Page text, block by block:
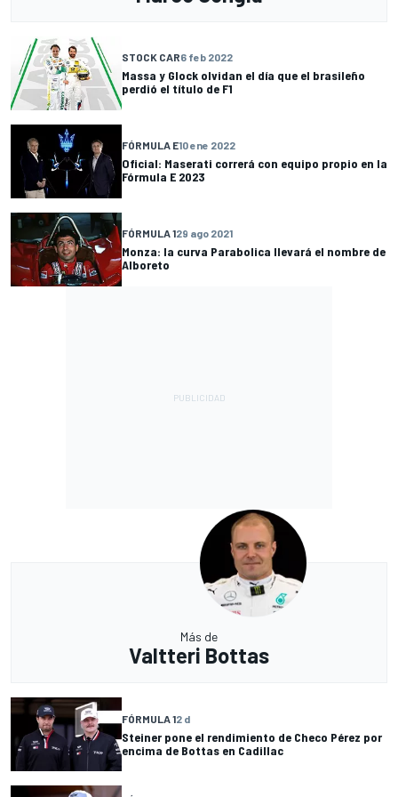
STOCK CAR6 feb 2022
Massa y Glock olvidan el día que el brasileño
perdió el título de F1
FÓRMULA E10 ene 2022
Oficial: Maserati correrá con equipo propio en la
Fórmula E 2023
FÓRMULA 129 ago 2021
Monza: la curva Parabolica llevará el nombre de
Alboreto
Más de
Valtteri Bottas
FÓRMULA 12 d
Steiner pone el rendimiento de Checo Pérez por
encima de Bottas en Cadillac